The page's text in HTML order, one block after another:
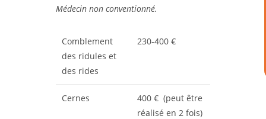
Médecin non conventionné.
Comblement
des ridules et
des rides
230-400 €
Cernes
400 € (peut être
réalisé en 2 fois)